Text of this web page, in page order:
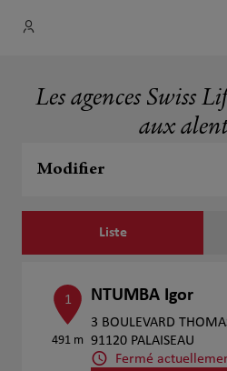
Les agences Swiss
aux
Modifier
Liste
1
491 m
NTUMBA Igor
3 BOULEVARD
91120 PALAISEAU
Fermé